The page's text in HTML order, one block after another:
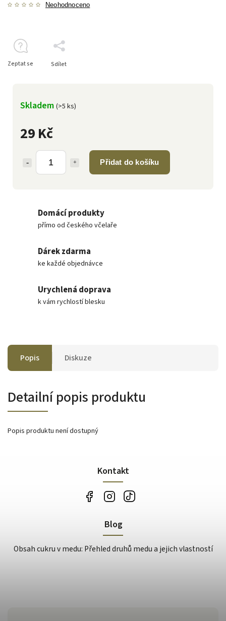
Neohodnoceno
29 Kč
Přidat do košíku
Skladem (>5 ks)
Zeptat se Sdílet
Domácí produkty
přímo od českého včelaře
Dárek zdarma
ke každé objednávce
Urychlená doprava
k vám rychlostí blesku
Popis Diskuze
Detailní popis produktu
Popis produktu není dostupný
Kontakt
Blog
Obsah cukru v medu: Přehled druhů medu a jejich vlastností